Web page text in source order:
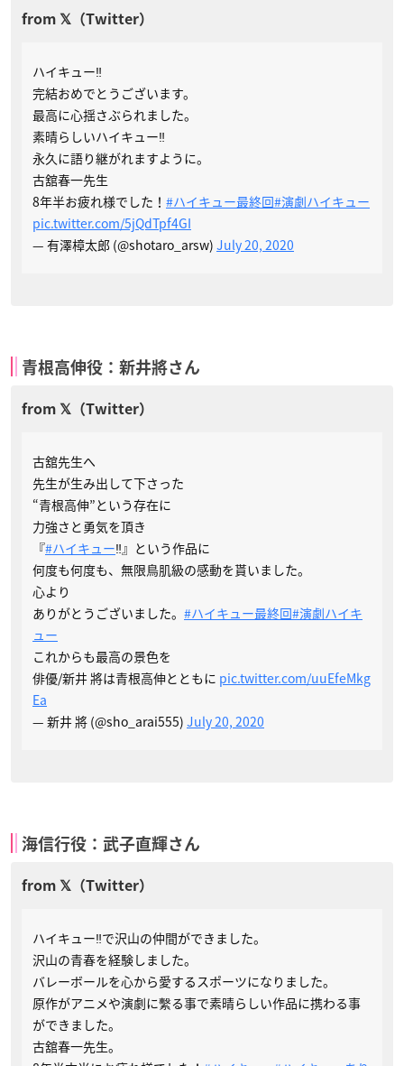
ハイキュー‼︎
完結おめでとうございます。
最高に心揺さぶられました。
素晴らしいハイキュー‼︎
永久に語り継がれますように。
古舘春一先生
8年半お疲れ様でした！ #ハイキュー最終回#演劇ハイキュー
pic.twitter.com/5jQdTpf4GI
— 有澤樟太郎 (@shotaro_arsw) July 20, 2020
青根高伸役：新井將さん
古舘先生へ
先生が生み出して下さった
“青根高伸”という存在に
力強さと勇気を頂き
『#ハイキュー‼︎』という作品に
何度も何度も、無限鳥肌級の感動を貰いました。
心より
ありがとうございました。 #ハイキュー最終回#演劇ハイキ
ュー
これからも最高の景色を
俳優/新井 將は青根高伸とともに pic.twitter.com/uuEfeMkg
Ea
— 新井 將 (@sho_arai555) July 20, 2020
海信行役：武子直輝さん
ハイキュー‼︎で沢山の仲間ができました。
沢山の青春を経験しました。
バレーボールを心から愛するスポーツになりました。
原作がアニメや演劇に繫る事で素晴らしい作品に携わる事
ができました。
古舘春一先生。